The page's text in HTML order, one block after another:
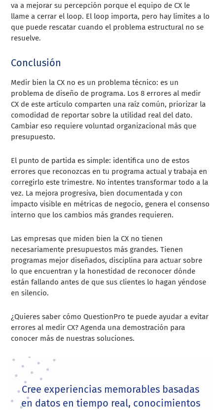
va a mejorar su percepción porque el equipo de CX le
llame a cerrar el loop. El loop importa, pero hay límites a lo
que puede rescatar cuando el problema estructural no se
resuelve.
Conclusión
Medir bien la CX no es un problema técnico: es un
problema de diseño de programa. Los 8 errores al medir
CX de este artículo comparten una raíz común, priorizar la
comodidad de reportar sobre la utilidad real del dato.
Cambiar eso requiere voluntad organizacional más que
presupuesto.
El punto de partida es simple: identifica uno de estos
errores que reconozcas en tu programa actual y trabaja en
corregirlo este trimestre. No intentes transformar todo a la
vez. La mejora progresiva, bien documentada y con
impacto visible en métricas de negocio, genera el consenso
interno que los cambios más grandes requieren.
Las empresas que miden bien la CX no tienen
necesariamente presupuestos más grandes. Tienen
programas mejor diseñados, disciplina para actuar sobre
lo que encuentran y la honestidad de reconocer dónde
están fallando antes de que sus clientes lo hagan yéndose
en silencio.
¿Quieres saber cómo QuestionPro te puede ayudar a evitar
errores al medir CX? Agenda una demostración para
conocer más de nuestras soluciones.
Cree experiencias memorables basadas
en datos en tiempo real, conocimientos